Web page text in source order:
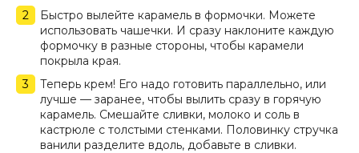
Быстро вылейте карамель в формочки. Можете
использовать чашечки. И сразу наклоните каждую
формочку в разные стороны, чтобы карамели
покрыла края.
Теперь крем! Его надо готовить параллельно, или
лучше — заранее, чтобы вылить сразу в горячую
карамель. Смешайте сливки, молоко и соль в
кастрюле с толстыми стенками. Половинку стручка
ванили разделите вдоль, добавьте в сливки.